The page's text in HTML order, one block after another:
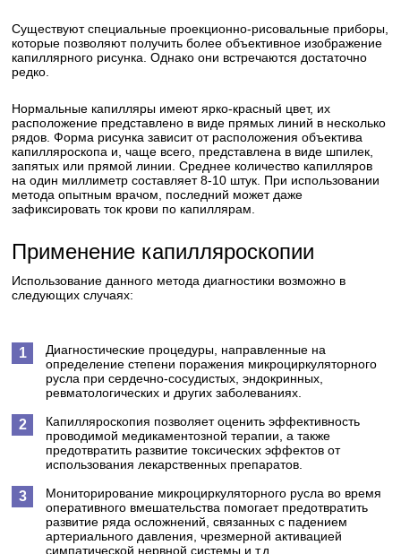
Существуют специальные проекционно-рисовальные приборы,
которые позволяют получить более объективное изображение
капиллярного рисунка. Однако они встречаются достаточно
редко.
Нормальные капилляры имеют ярко-красный цвет, их
расположение представлено в виде прямых линий в несколько
рядов. Форма рисунка зависит от расположения объектива
капилляроскопа и, чаще всего, представлена в виде шпилек,
запятых или прямой линии. Среднее количество капилляров
на один миллиметр составляет 8-10 штук. При использовании
метода опытным врачом, последний может даже
зафиксировать ток крови по капиллярам.
Применение капилляроскопии
Использование данного метода диагностики возможно в
следующих случаях:
Диагностические процедуры, направленные на
определение степени поражения микроциркуляторного
русла при сердечно-сосудистых, эндокринных,
ревматологических и других заболеваниях.
Капилляроскопия позволяет оценить эффективность
проводимой медикаментозной терапии, а также
предотвратить развитие токсических эффектов от
использования лекарственных препаратов.
Мониторирование микроциркуляторного русла во время
оперативного вмешательства помогает предотвратить
развитие ряда осложнений, связанных с падением
артериального давления, чрезмерной активацией
симпатической нервной системы и т.д.